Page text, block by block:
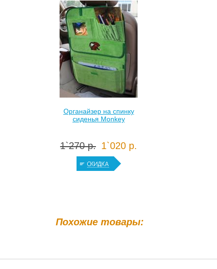
Похожие товары:
Органайзер на спинку
сиденья Monkey
1`270 р. 1`020 р.